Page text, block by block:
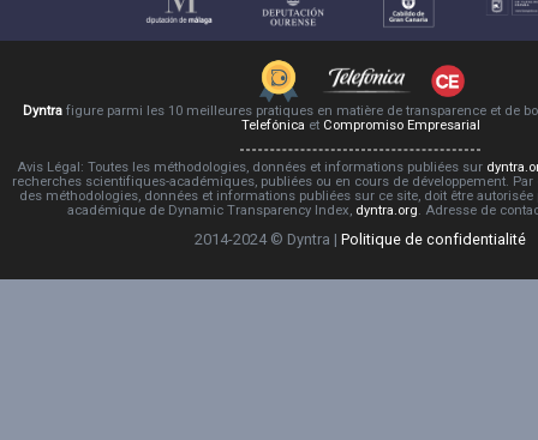
Dyntra figure parmi les 10 meilleures pratiques en matière de transparence et de
Telefónica et Compromiso Empresarial
Avis Légal: Toutes les méthodologies, données et informations publiées sur
recherches scientifiques-académiques, publiées ou en cours de développement.
des méthodologies, données et informations publiées sur ce site, doit être
académique de Dynamic Transparency Index, dyntra.org. Adresse de
2014-2024 © Dyntra | Politique de confidentialité